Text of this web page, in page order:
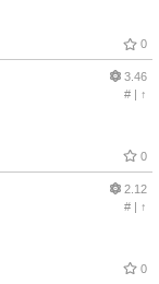
0
3.46
#| ↑
0
2.12
#| ↑
0